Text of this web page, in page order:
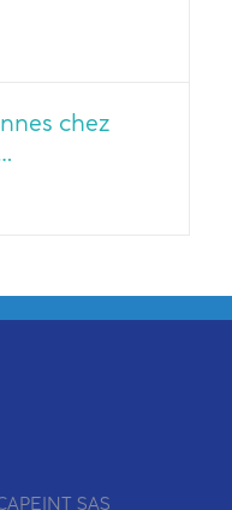
chez
SAS